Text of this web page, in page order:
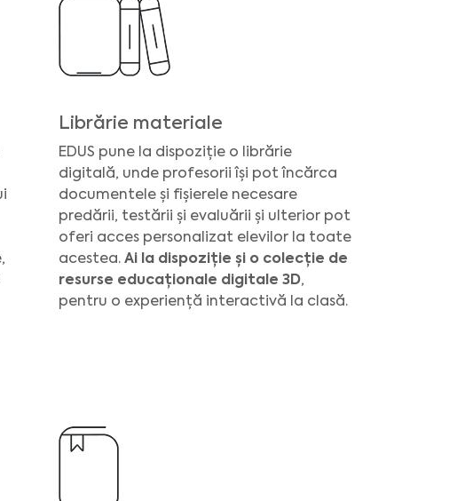
Librărie materiale
EDUS pune la dispoziție o librărie
digitală, unde profesorii își pot încărca
documentele și fișierele necesare
predării, testării și evaluării și ulterior pot
oferi acces personalizat elevilor la toate
acestea. Ai la dispoziție și o colecție de
resurse educaționale digitale 3D,
pentru o experiență interactivă la clasă.